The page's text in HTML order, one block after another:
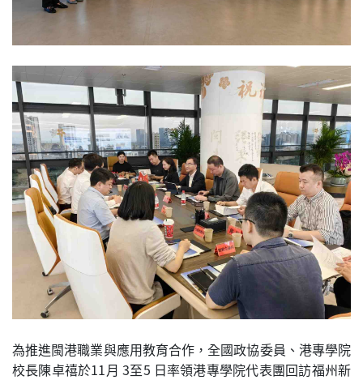
為推進閩港職業與應用教育合作，全國政協委員、港專學院
校長陳卓禧於11月 3至5 日率領港專學院代表團回訪福州新